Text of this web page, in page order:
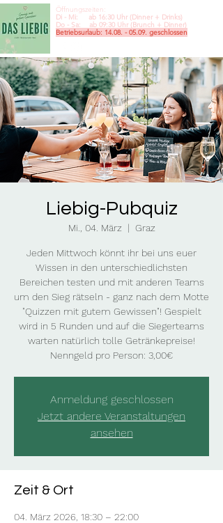
Öffnungszeiten:
Di - Mi: ab 16:30 Uhr (Dinner + Drinks)
Do - Sa: ab 09:30 Uhr (Brunch + Dinner)
Betriebsurlaub: 14.08. - 05.09. geschlossen
Liebig-Pubquiz
Mi., 04. März
  |
Graz
Jeden Mittwoch könnt ihr bei uns euer
Wissen in den unterschiedlichsten
Bereichen testen und mit anderen Teams
um den Sieg rätseln - ganz nach dem Motte
"Quizzen mit gutem Gewissen"! Gespielt
wird in 5 Runden und auf die Siegerteams
warten natürlich tolle Getränkepreise!
Nenngeld pro Person: 3,00€
Anmeldung geschlossen
Jetzt andere Veranstaltungen
ansehen
Zeit & Ort
04. März 2026, 18:30 – 22:00